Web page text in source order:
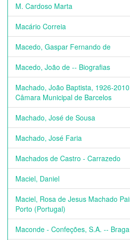
M. Cardoso Marta
Macário Correia
Macedo, Gaspar Fernando de
Macedo, João de -- Biografias
Machado, João Baptista, 1926-
Câmara Municipal de Barcelos
Machado, José de Sousa
Machado, José Faria
Machados de Castro - Carrazedo
Maciel, Daniel
Maciel, Rosa de Jesus Machado
Porto (Portugal)
Maconde - Confeções, S.A. --